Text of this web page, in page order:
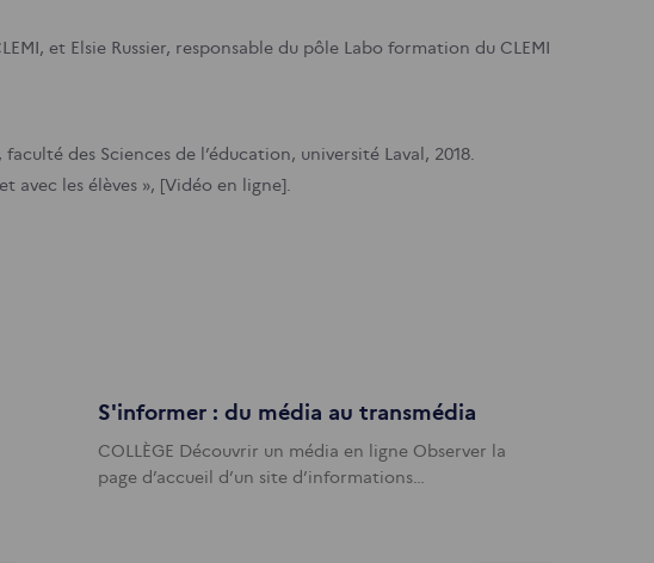
et Elsie Russier, responsable du pôle Labo formation du CLEMI
des Sciences de l’éducation, université Laval, 2018.
avec les élèves », [Vidéo en ligne].
S'informer : du média au transmédia
COLLÈGE Découvrir un média en ligne Observer la
page d’accueil d’un site d’informations…